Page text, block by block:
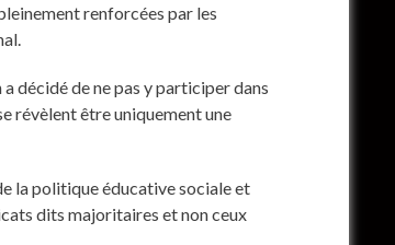
renforcées par les
décidé de ne pas y participer dans
révèlent être uniquement une
la politique éducative sociale et
dits majoritaires et non ceux